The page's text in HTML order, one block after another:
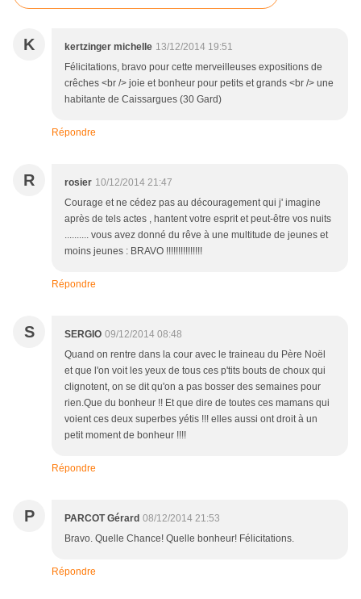
K kertzinger michelle 13/12/2014 19:51
Félicitations, bravo pour cette merveilleuses expositions de
crêches <br /> joie et bonheur pour petits et grands <br /> une
habitante de Caissargues (30 Gard)
Répondre
R rosier 10/12/2014 21:47
Courage et ne cédez pas au découragement qui j' imagine
après de tels actes , hantent votre esprit et peut-être vos nuits
.......... vous avez donné du rêve à une multitude de jeunes et
moins jeunes : BRAVO !!!!!!!!!!!!!!!
Répondre
S SERGIO 09/12/2014 08:48
Quand on rentre dans la cour avec le traineau du Père Noël
et que l'on voit les yeux de tous ces p'tits bouts de choux qui
clignotent, on se dit qu'on a pas bosser des semaines pour
rien.Que du bonheur !! Et que dire de toutes ces mamans qui
voient ces deux superbes yétis !!! elles aussi ont droit à un
petit moment de bonheur !!!!
Répondre
P PARCOT Gérard 08/12/2014 21:53
Bravo. Quelle Chance! Quelle bonheur! Félicitations.
Répondre